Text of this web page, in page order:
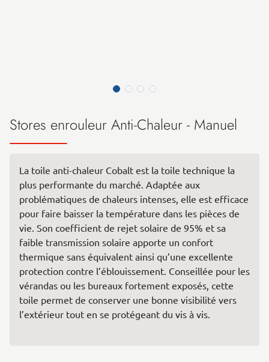
Stores enrouleur Anti-Chaleur - Manuel
La toile anti-chaleur Cobalt est la toile technique la
plus performante du marché. Adaptée aux
problématiques de chaleurs intenses, elle est efficace
pour faire baisser la température dans les pièces de
vie. Son coefficient de rejet solaire de 95% et sa
faible transmission solaire apporte un confort
thermique sans équivalent ainsi qu’une excellente
protection contre l’éblouissement. Conseillée pour les
vérandas ou les bureaux fortement exposés, cette
toile permet de conserver une bonne visibilité vers
l’extérieur tout en se protégeant du vis à vis.